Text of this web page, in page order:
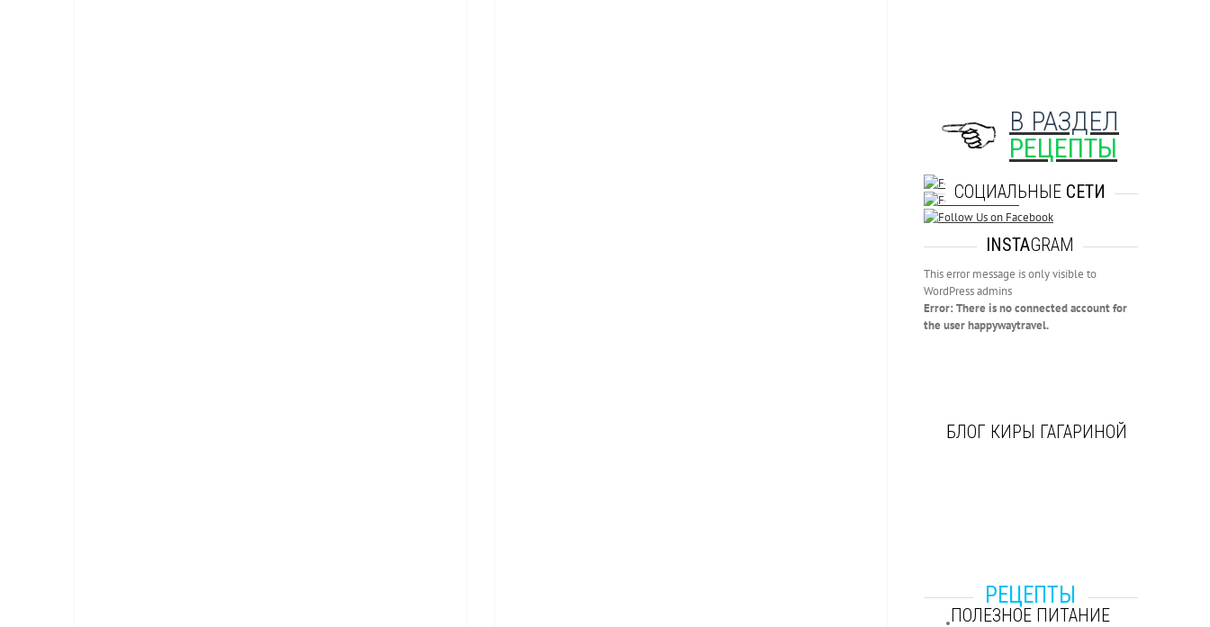
В РАЗДЕЛ
РЕЦЕПТЫ
СОЦИАЛЬНЫЕ СЕТИ
INSTAGRAM
This error message is only visible to
WordPress admins
Error: There is no connected account for
the user happywaytravel.
БЛОГ КИРЫ ГАГАРИНОЙ
РЕЦЕПТЫ
ПОЛЕЗНОЕ ПИТАНИЕ